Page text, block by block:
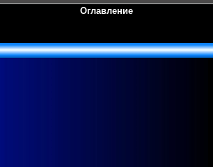
Оглавление